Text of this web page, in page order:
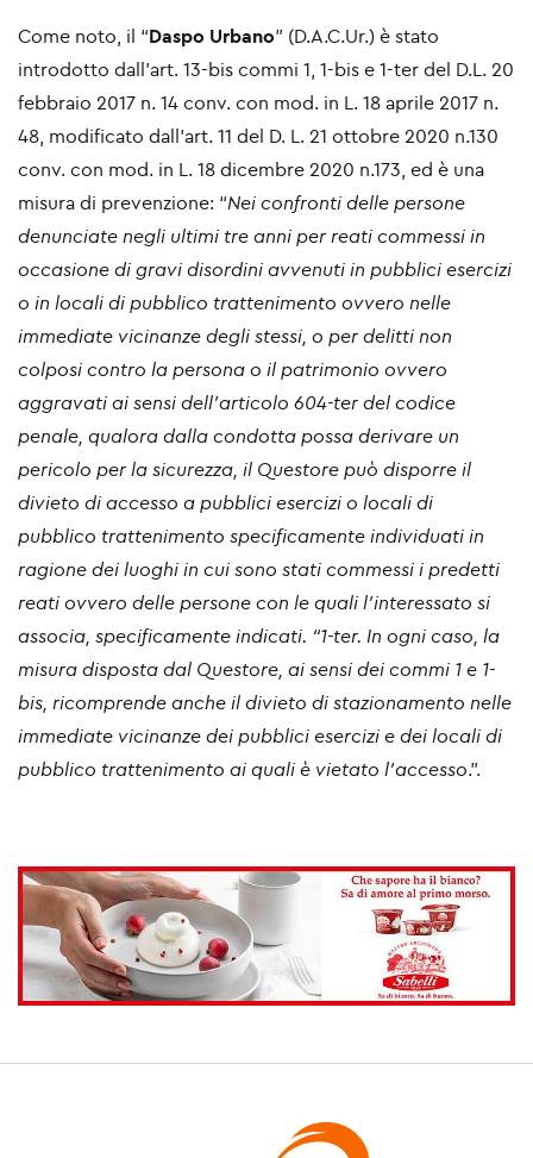
Come noto, il “Daspo Urbano” (D.A.C.Ur.) è stato
introdotto dall’art. 13-bis commi 1, 1-bis e 1-ter del D.L. 20
febbraio 2017 n. 14 conv. con mod. in L. 18 aprile 2017 n.
48, modificato dall’art. 11 del D. L. 21 ottobre 2020 n.130
conv. con mod. in L. 18 dicembre 2020 n.173, ed è una
misura di prevenzione: “Nei confronti delle persone
denunciate negli ultimi tre anni per reati commessi in
occasione di gravi disordini avvenuti in pubblici esercizi
o in locali di pubblico trattenimento ovvero nelle
immediate vicinanze degli stessi, o per delitti non
colposi contro la persona o il patrimonio ovvero
aggravati ai sensi dell’articolo 604-ter del codice
penale, qualora dalla condotta possa derivare un
pericolo per la sicurezza, il Questore può disporre il
divieto di accesso a pubblici esercizi o locali di
pubblico trattenimento specificamente individuati in
ragione dei luoghi in cui sono stati commessi i predetti
reati ovvero delle persone con le quali l’interessato si
associa, specificamente indicati. “1-ter. In ogni caso, la
misura disposta dal Questore, ai sensi dei commi 1 e 1-
bis, ricomprende anche il divieto di stazionamento nelle
immediate vicinanze dei pubblici esercizi e dei locali di
pubblico trattenimento ai quali è vietato l’accesso.”.